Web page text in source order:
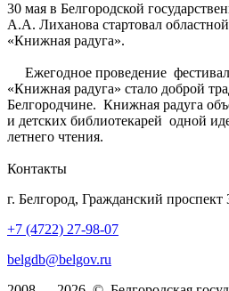
30 мая в Белгородской
А.А. Лиханова стартовал
«Книжная радуга».
Ежегодное проведение
«Книжная радуга» стало доброй
Белгородчине. Книжная радуга
и детских библиотекарей одной
летнего чтения.
Контакты
г. Белгород, Гражданский проспект
+7 (4722) 27-98-07
belgdb@belgov.ru